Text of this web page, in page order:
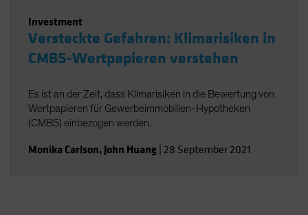
Investment
Versteckte Gefahren: Klimarisiken in
CMBS-Wertpapieren verstehen
Es ist an der Zeit, dass Klimarisiken in die Bewertung von
Wertpapieren für Gewerbeimmobilien-Hypotheken
(CMBS) einbezogen werden.
Monika Carlson, John Huang 28 September 2021